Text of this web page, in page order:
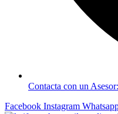
Contacta con un
Facebook Instagram